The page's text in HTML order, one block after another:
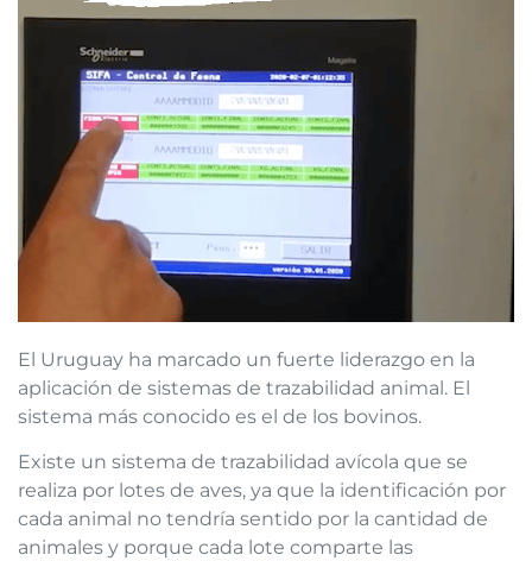
El Uruguay ha marcado un fuerte liderazgo en la
aplicación de sistemas de trazabilidad animal. El
sistema más conocido es el de los bovinos.
Existe un sistema de trazabilidad avícola que se
realiza por lotes de aves, ya que la identificación por
cada animal no tendría sentido por la cantidad de
animales y porque cada lote comparte las